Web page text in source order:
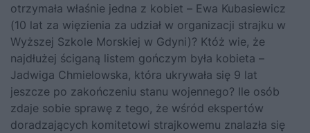
otrzymała właśnie jedna z kobiet – Ewa Kubasiewicz
(10 lat za więzienia za udział w organizacji strajku w
Wyższej Szkole Morskiej w Gdyni)? Któż wie, że
najdłużej ściganą listem gończym była kobieta –
Jadwiga Chmielowska, która ukrywała się 9 lat
jeszcze po zakończeniu stanu wojennego? Ile osób
zdaje sobie sprawę z tego, że wśród ekspertów
doradzających komitetowi strajkowemu znalazła się